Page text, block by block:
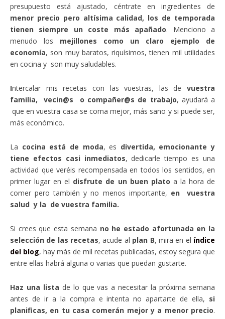
presupuesto está ajustado, céntrate en ingredientes de
menor precio pero altísima calidad, los de temporada
tienen siempre un coste más apañado. Menciono a
menudo los mejillones como un claro ejemplo de
economía, son muy baratos, riquísimos, tienen mil utilidades
en cocina y son muy saludables.
Intercalar mis recetas con las vuestras, las de vuestra
familia, vecin@s o compañer@s de trabajo, ayudará a
que en vuestra casa se coma mejor, más sano y si puede ser,
más económico.
La cocina está de moda, es divertida, emocionante y
tiene efectos casi inmediatos, dedicarle tiempo es una
actividad que veréis recompensada en todos los sentidos, en
primer lugar en el disfrute de un buen plato a la hora de
comer pero también y no menos importante, en vuestra
salud y la de vuestra familia.
Si crees que esta semana no he estado afortunada en la
selección de las recetas, acude al plan B, mira en el índice
del blog, hay más de mil recetas publicadas, estoy segura que
entre ellas habrá alguna o varias que puedan gustarte.
Haz una lista de lo que vas a necesitar la próxima semana
antes de ir a la compra e intenta no apartarte de ella, si
planificas, en tu casa comerán mejor y a menor precio.